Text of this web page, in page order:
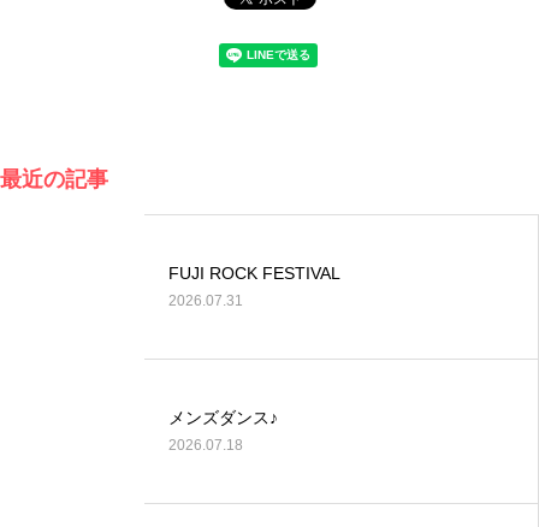
最近の記事
FUJI ROCK FESTIVAL
2026.07.31
メンズダンス♪
2026.07.18